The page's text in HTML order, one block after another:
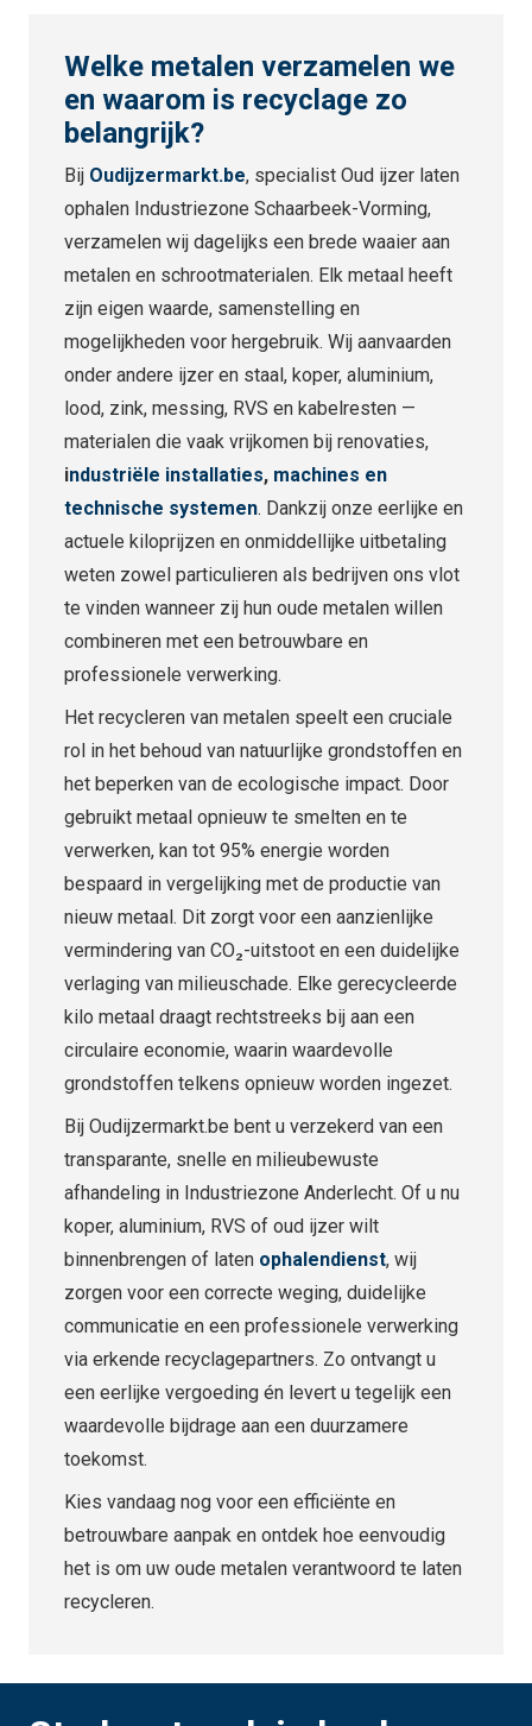
Welke metalen verzamelen we
en waarom is recyclage zo
belangrijk?
Bij Oudijzermarkt.be, specialist Oud ijzer laten
ophalen Industriezone Schaarbeek-Vorming,
verzamelen wij dagelijks een brede waaier aan
metalen en schrootmaterialen. Elk metaal heeft
zijn eigen waarde, samenstelling en
mogelijkheden voor hergebruik. Wij aanvaarden
onder andere ijzer en staal, koper, aluminium,
lood, zink, messing, RVS en kabelresten —
materialen die vaak vrijkomen bij renovaties,
industriële installaties, machines en
technische systemen. Dankzij onze eerlijke en
actuele kiloprijzen en onmiddellijke uitbetaling
weten zowel particulieren als bedrijven ons vlot
te vinden wanneer zij hun oude metalen willen
combineren met een betrouwbare en
professionele verwerking.
Het recycleren van metalen speelt een cruciale
rol in het behoud van natuurlijke grondstoffen en
het beperken van de ecologische impact. Door
gebruikt metaal opnieuw te smelten en te
verwerken, kan tot 95% energie worden
bespaard in vergelijking met de productie van
nieuw metaal. Dit zorgt voor een aanzienlijke
vermindering van CO₂-uitstoot en een duidelijke
verlaging van milieuschade. Elke gerecycleerde
kilo metaal draagt rechtstreeks bij aan een
circulaire economie, waarin waardevolle
grondstoffen telkens opnieuw worden ingezet.
Bij Oudijzermarkt.be bent u verzekerd van een
transparante, snelle en milieubewuste
afhandeling in Industriezone Anderlecht. Of u nu
koper, aluminium, RVS of oud ijzer wilt
binnenbrengen of laten ophalendienst, wij
zorgen voor een correcte weging, duidelijke
communicatie en een professionele verwerking
via erkende recyclagepartners. Zo ontvangt u
een eerlijke vergoeding én levert u tegelijk een
waardevolle bijdrage aan een duurzamere
toekomst.
Kies vandaag nog voor een efficiënte en
betrouwbare aanpak en ontdek hoe eenvoudig
het is om uw oude metalen verantwoord te laten
recycleren.